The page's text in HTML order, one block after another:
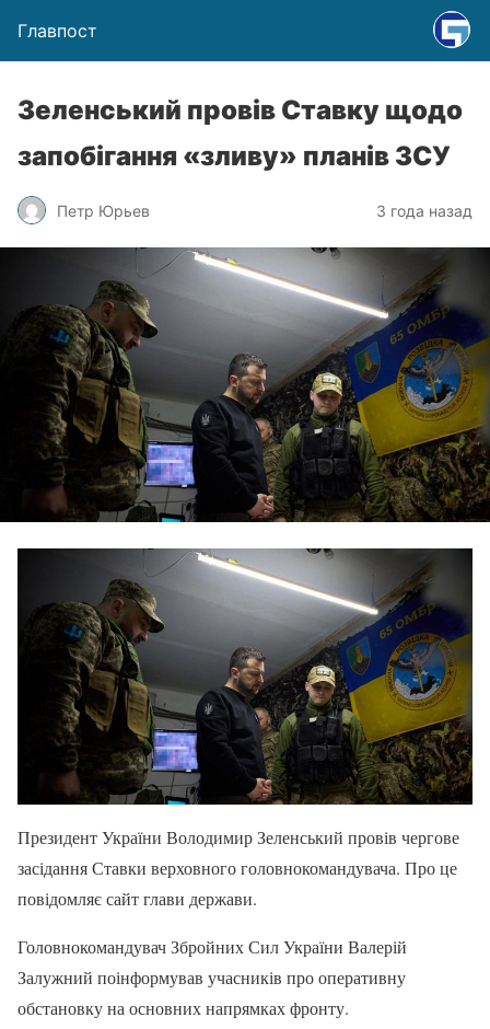
Главпост
Зеленський провів Ставку щодо
запобігання «зливу» планів ЗСУ
Петр Юрьев 3 года назад
Президент України Володимир Зеленський провів чергове
засідання Ставки верховного головнокомандувача. Про це
повідомляє сайт глави держави.
Головнокомандувач Збройних Сил України Валерій
Залужний поінформував учасників про оперативну
обстановку на основних напрямках фронту.